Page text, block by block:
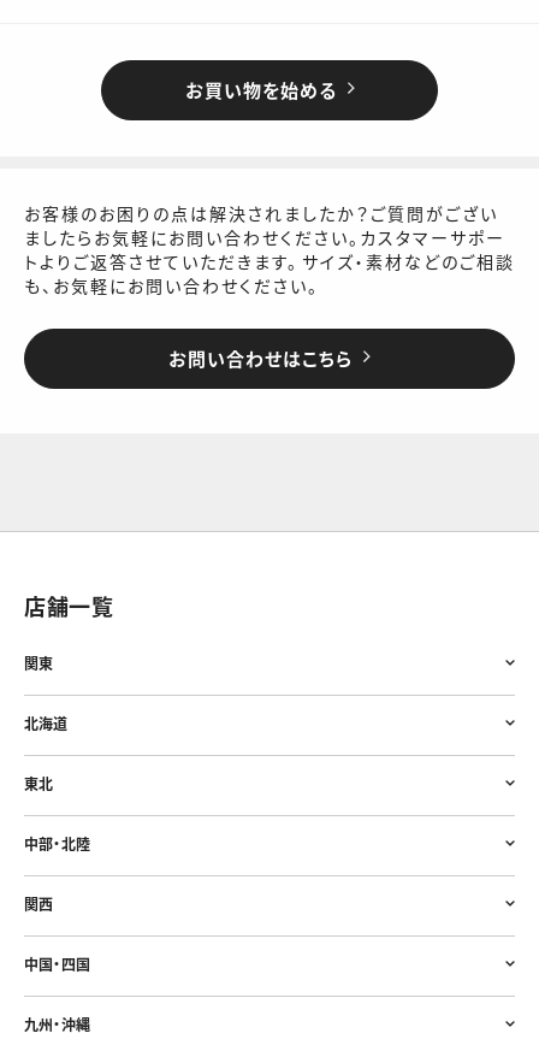
お買い物を始める
お客様のお困りの点は解決されましたか？ ご質問がござい
ましたら お気軽にお問い合わせください。 カスタマーサポー
トよりご返答させていただきます。 サイズ・素材などのご相談
も、お気軽にお問い合わせください。
お問い合わせはこちら
店舗一覧
関東
北海道
東北
中部・北陸
関西
中国・四国
九州・沖縄